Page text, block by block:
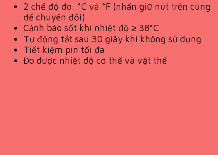
2 chế độ đo: °C và °F (nhấn giữ nút trên cùng
để chuyển đổi)
Cảnh báo sốt khi nhiệt độ ≥ 38°C
Tự động tắt sau 30 giây khi không sử dụng
Tiết kiệm pin tối đa
Đo được nhiệt độ cơ thể và vật thể